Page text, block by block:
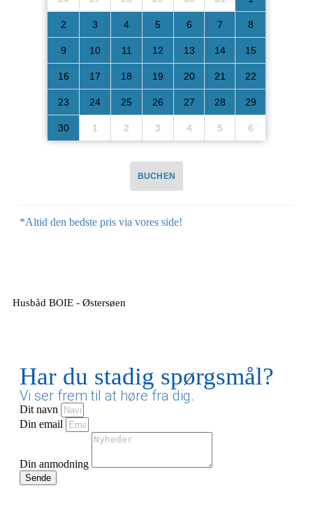
2 3 4 5 6 7 8
9 10 11 12 13 14 15
16 17 18 19 20 21 22
23 24 25 26 27 28 29
30 1 2 3 4 5 6
BUCHEN
BUCHEN
Ihre Postleitzahl
Ihr Ort
E-Mailadresse
*Altid den bedste pris via vores side!
Husbåd BOIE - Østersøen
Har du stadig spørgsmål?
Vi ser frem til at høre fra dig.
Dit navn
Din email
Din anmodning
Sende